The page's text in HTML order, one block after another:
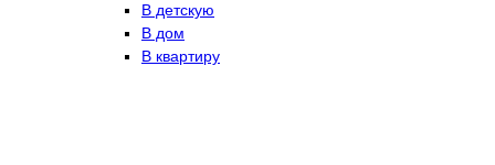
В детскую
В дом
В квартиру